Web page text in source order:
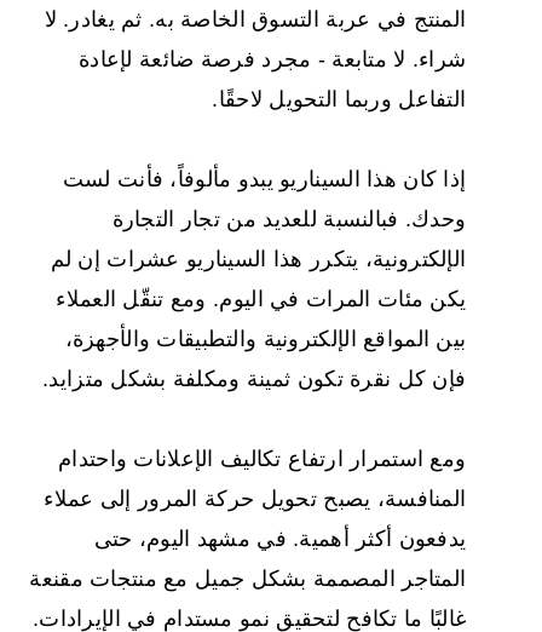
المنتج في عربة التسوق الخاصة به. ثم يغادر. لا
شراء. لا متابعة - مجرد فرصة ضائعة لإعادة
التفاعل وربما التحويل لاحقًا.
إذا كان هذا السيناريو يبدو مألوفاً، فأنت لست
وحدك. فبالنسبة للعديد من تجار التجارة
الإلكترونية، يتكرر هذا السيناريو عشرات إن لم
يكن مئات المرات في اليوم. ومع تنقّل العملاء
بين المواقع الإلكترونية والتطبيقات والأجهزة،
فإن كل نقرة تكون ثمينة ومكلفة بشكل متزايد.
ومع استمرار ارتفاع تكاليف الإعلانات واحتدام
المنافسة، يصبح تحويل حركة المرور إلى عملاء
يدفعون أكثر أهمية. في مشهد اليوم، حتى
المتاجر المصممة بشكل جميل مع منتجات مقنعة
غالبًا ما تكافح لتحقيق نمو مستدام في الإيرادات.